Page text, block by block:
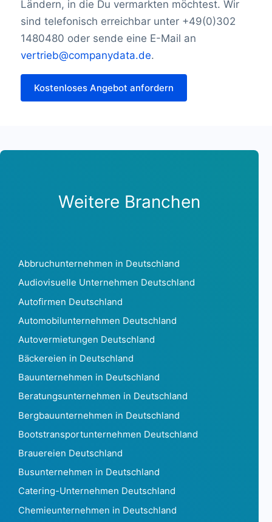
Kambodscha1.289
Kamerun1.251
Kanada 1.801.375
Kap Verde195
Cayman Islands5,480
Zentralafrikanische Republik75
Chad221
Kolumbien 2.518.437
Demokratische Republik Kongo1.458
Cookinseln 53
Tschechische Republik 1.815.309
Dänemark879.745
Dschibuti273
Dominikanische Republik129.202
Ecuador 97863
Ägypten 71762
El Salvador2.296
Eritrea21
Estland 162.520
Äthiopien8.552
Falklandinseln35
Färöer1.007
Fidschi574
Finnland 605.436
Ländern, in die Du vermarkten möchtest. Wir
sind telefonisch erreichbar unter +49(0)302
1480480 oder sende eine E-Mail an
vertrieb@companydata.de.
Kostenloses Angebot anfordern
Weitere Branchen
Abbruchunternehmen in Deutschland
Audiovisuelle Unternehmen Deutschland
Autofirmen Deutschland
Automobilunternehmen Deutschland
Autovermietungen Deutschland
Bäckereien in Deutschland
Bauunternehmen in Deutschland
Beratungsunternehmen in Deutschland
Bergbauunternehmen in Deutschland
Bootstransportunternehmen Deutschland
Brauereien Deutschland
Busunternehmen in Deutschland
Catering-Unternehmen Deutschland
Chemieunternehmen in Deutschland